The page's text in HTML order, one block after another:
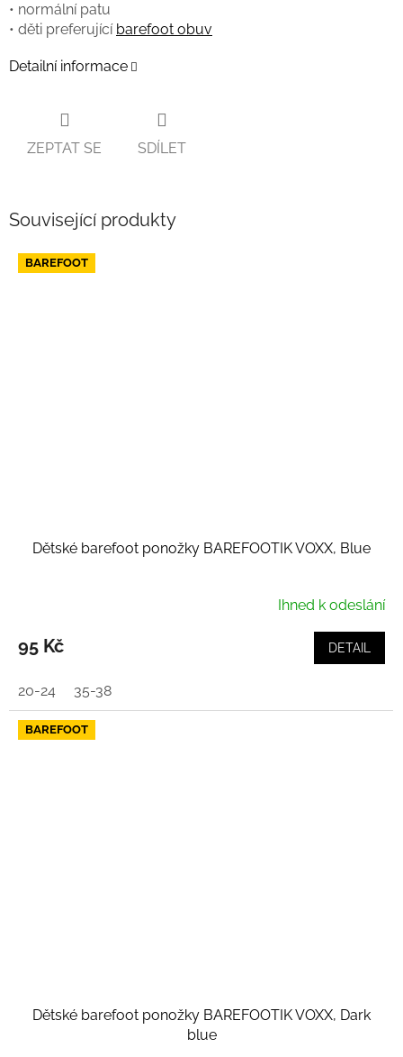
• normální patu
• děti preferující barefoot obuv
Detailní informace
ZEPTAT SE SDÍLET
Související produkty
BAREFOOT
Dětské barefoot ponožky BAREFOOTIK VOXX, Blue
Ihned k odeslání
95 Kč DETAIL
20-24 35-38
BAREFOOT
Dětské barefoot ponožky BAREFOOTIK VOXX, Dark
blue